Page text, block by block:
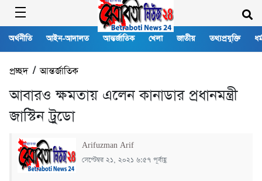
অর্থনীতি আইন-আদালত আন্তর্জাতিক খেলা জাতীয় তথ্যপ্রযুক্তি
প্রচ্ছদ/আন্তর্জাতিক
আবারও ক্ষমতায় এলেন কানাডার প্রধানমন্ত্রী
জাস্টিন ট্রুডো
Arifuzman Arif
সেপ্টেম্বর ২১, ২০২১ ৬:৫৭ পূর্বাহ্ণ